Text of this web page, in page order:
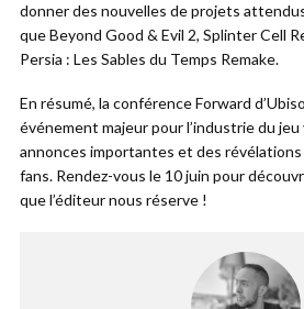
donner des nouvelles de projets
que Beyond Good & Evil 2, Splinter Cell
Persia : Les Sables du Temps Remake.
En résumé, la conférence Forward
événement majeur pour l’industrie du jeu
annonces importantes et des
fans. Rendez-vous le 10 juin pour
que l’éditeur nous réserve !